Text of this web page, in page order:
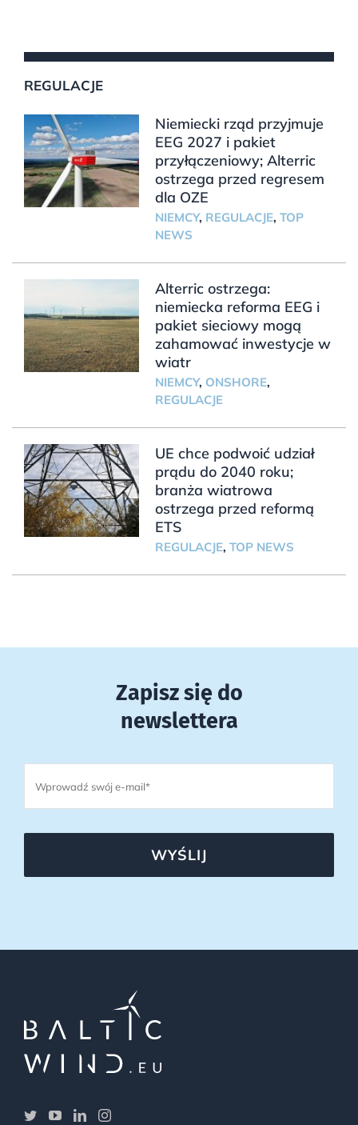
REGULACJE
Niemiecki rząd przyjmuje
EEG 2027 i pakiet
przyłączeniowy; Alterric
ostrzega przed regresem
dla OZE
NIEMCY, REGULACJE, TOP
NEWS
Alterric ostrzega:
niemiecka reforma EEG i
pakiet sieciowy mogą
zahamować inwestycje w
wiatr
NIEMCY, ONSHORE,
REGULACJE
UE chce podwoić udział
prądu do 2040 roku;
branża wiatrowa
ostrzega przed reformą
ETS
REGULACJE, TOP NEWS
Zapisz się do
newslettera
WYŚLIJ